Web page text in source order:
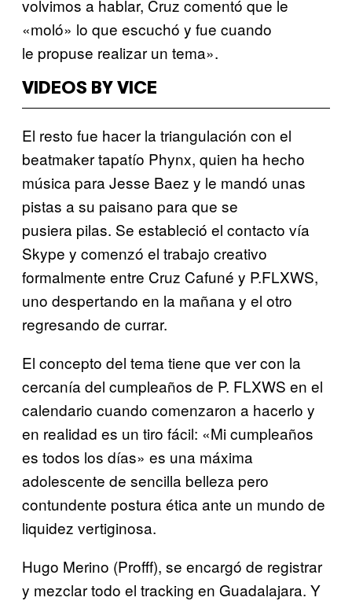
volvimos a hablar, Cruz comentó que le
«moló» lo que escuchó y fue cuando
le propuse realizar un tema».
VIDEOS BY VICE
El resto fue hacer la triangulación con el
beatmaker tapatío Phynx, quien ha hecho
música para Jesse Baez y le mandó unas
pistas a su paisano para que se
pusiera pilas. Se estableció el contacto vía
Skype y comenzó el trabajo creativo
formalmente entre Cruz Cafuné y P.FLXWS,
uno despertando en la mañana y el otro
regresando de currar.
El concepto del tema tiene que ver con la
cercanía del cumpleaños de P. FLXWS en el
calendario cuando comenzaron a hacerlo y
en realidad es un tiro fácil: «Mi cumpleaños
es todos los días» es una máxima
adolescente de sencilla belleza pero
contundente postura ética ante un mundo de
liquidez vertiginosa.
Hugo Merino (Profff), se encargó de registrar
y mezclar todo el tracking en Guadalajara. Y